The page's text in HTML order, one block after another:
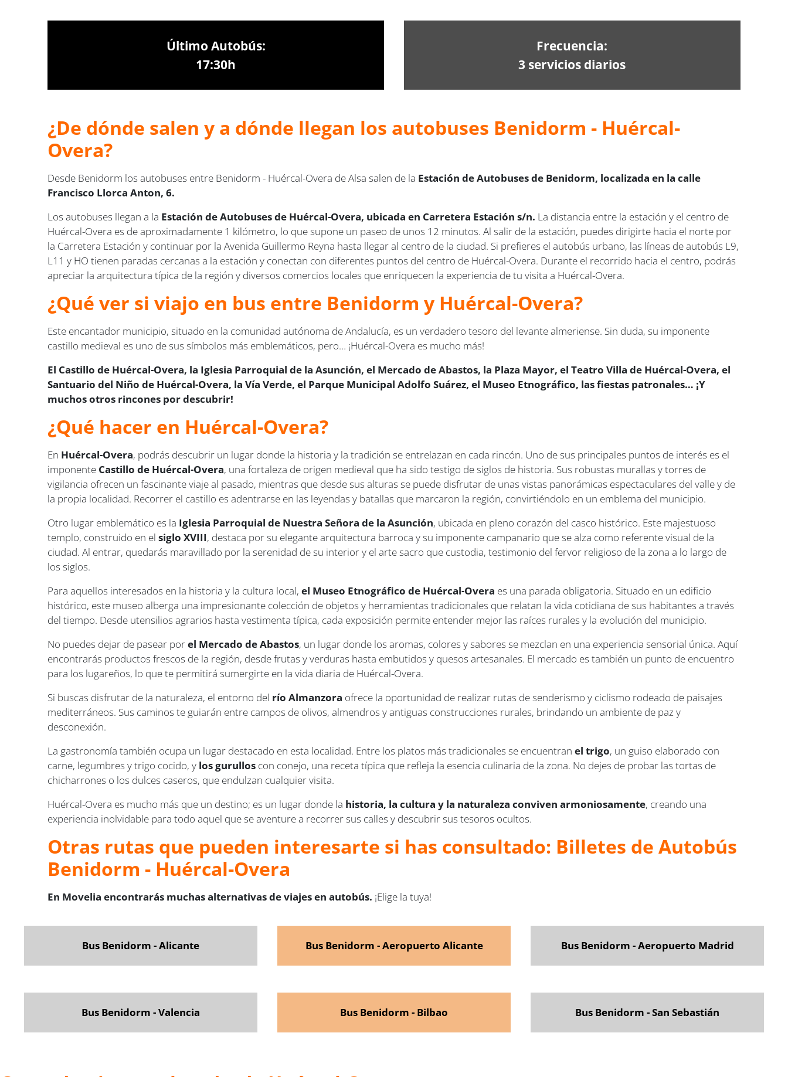
Último Autobús:
17:30h
Frecuencia:
3 servicios diarios
¿De dónde salen y a dónde llegan los autobuses Benidorm - Huércal-
Overa?
Desde Benidorm los autobuses entre Benidorm - Huércal-Overa de Alsa salen de la Estación de Autobuses de Benidorm, localizada en la calle
Francisco Llorca Anton, 6.
Los autobuses llegan a la Estación de Autobuses de Huércal-Overa, ubicada en Carretera Estación s/n. La distancia entre la estación y el centro de
Huércal-Overa es de aproximadamente 1 kilómetro, lo que supone un paseo de unos 12 minutos. Al salir de la estación, puedes dirigirte hacia el norte por
la Carretera Estación y continuar por la Avenida Guillermo Reyna hasta llegar al centro de la ciudad. Si prefieres el autobús urbano, las líneas de autobús L9,
L11 y HO tienen paradas cercanas a la estación y conectan con diferentes puntos del centro de Huércal-Overa. Durante el recorrido hacia el centro, podrás
apreciar la arquitectura típica de la región y diversos comercios locales que enriquecen la experiencia de tu visita a Huércal-Overa.
¿Qué ver si viajo en bus entre Benidorm y Huércal-Overa?
Este encantador municipio, situado en la comunidad autónoma de Andalucía, es un verdadero tesoro del levante almeriense. Sin duda, su imponente
castillo medieval es uno de sus símbolos más emblemáticos, pero… ¡Huércal-Overa es mucho más!
El Castillo de Huércal-Overa, la Iglesia Parroquial de la Asunción, el Mercado de Abastos, la Plaza Mayor, el Teatro Villa de Huércal-Overa, el
Santuario del Niño de Huércal-Overa, la Vía Verde, el Parque Municipal Adolfo Suárez, el Museo Etnográfico, las fiestas patronales… ¡Y
muchos otros rincones por descubrir!
¿Qué hacer en Huércal-Overa?
En Huércal-Overa, podrás descubrir un lugar donde la historia y la tradición se entrelazan en cada rincón. Uno de sus principales puntos de interés es el
imponente Castillo de Huércal-Overa, una fortaleza de origen medieval que ha sido testigo de siglos de historia. Sus robustas murallas y torres de
vigilancia ofrecen un fascinante viaje al pasado, mientras que desde sus alturas se puede disfrutar de unas vistas panorámicas espectaculares del valle y de
la propia localidad. Recorrer el castillo es adentrarse en las leyendas y batallas que marcaron la región, convirtiéndolo en un emblema del municipio.
Otro lugar emblemático es la Iglesia Parroquial de Nuestra Señora de la Asunción, ubicada en pleno corazón del casco histórico. Este majestuoso
templo, construido en elsiglo XVIII, destaca por su elegante arquitectura barroca y su imponente campanario que se alza como referente visual de la
ciudad. Al entrar, quedarás maravillado por la serenidad de su interior y el arte sacro que custodia, testimonio del fervor religioso de la zona a lo largo de
los siglos.
Para aquellos interesados en la historia y la cultura local,el Museo Etnográfico de Huércal-Overa es una parada obligatoria. Situado en un edificio
histórico, este museo alberga una impresionante colección de objetos y herramientas tradicionales que relatan la vida cotidiana de sus habitantes a través
del tiempo. Desde utensilios agrarios hasta vestimenta típica, cada exposición permite entender mejor las raíces rurales y la evolución del municipio.
No puedes dejar de pasear porel Mercado de Abastos, un lugar donde los aromas, colores y sabores se mezclan en una experiencia sensorial única. Aquí
encontrarás productos frescos de la región, desde frutas y verduras hasta embutidos y quesos artesanales. El mercado es también un punto de encuentro
para los lugareños, lo que te permitirá sumergirte en la vida diaria de Huércal-Overa.
Si buscas disfrutar de la naturaleza, el entorno del río Almanzora ofrece la oportunidad de realizar rutas de senderismo y ciclismo rodeado de paisajes
mediterráneos. Sus caminos te guiarán entre campos de olivos, almendros y antiguas construcciones rurales, brindando un ambiente de paz y
desconexión.
La gastronomía también ocupa un lugar destacado en esta localidad. Entre los platos más tradicionales se encuentran el trigo, un guiso elaborado con
carne, legumbres y trigo cocido, y los gurullos con conejo, una receta típica que refleja la esencia culinaria de la zona. No dejes de probar las tortas de
chicharrones o los dulces caseros, que endulzan cualquier visita.
Huércal-Overa es mucho más que un destino; es un lugar donde la historia, la cultura y la naturaleza conviven armoniosamente, creando una
experiencia inolvidable para todo aquel que se aventure a recorrer sus calles y descubrir sus tesoros ocultos.
Otras rutas que pueden interesarte si has consultado: Billetes de Autobús
Benidorm - Huércal-Overa
En Movelia encontrarás muchas alternativas de viajes en autobús. ¡Elige la tuya!
Bus Benidorm - Alicante Bus Benidorm - Aeropuerto Alicante Bus Benidorm - Aeropuerto Madrid
Bus Benidorm - Valencia Bus Benidorm - Bilbao Bus Benidorm - San Sebastián